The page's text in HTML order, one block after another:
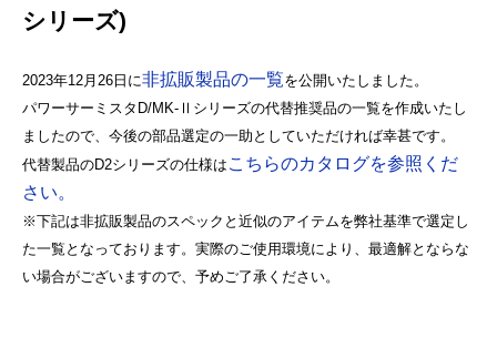
シリーズ)
2023年12月26日に非拡販製品の一覧を公開いたしました。
パワーサーミスタD/MK-Ⅱシリーズの代替推奨品の一覧を作成いたし
ましたので、今後の部品選定の一助としていただければ幸甚です。
代替製品のD2シリーズの仕様は こちらのカタログを参照くだ
さい。
※下記は非拡販製品のスペックと近似のアイテムを弊社基準で選定し
た一覧となっております。実際のご使用環境により、最適解とならな
い場合がございますので、予めご了承ください。